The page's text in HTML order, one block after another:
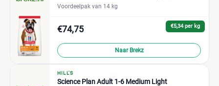
Voordeelpak van 14 kg
€5,34 per kg
€74,75
Naar Brekz
HILL'S
Science Plan Adult 1-6 Medium Light